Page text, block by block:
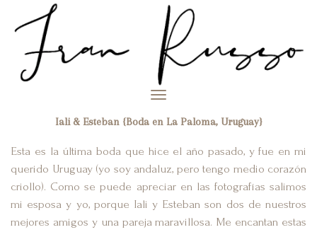
Toggle
Iali & Esteban {Boda en La Paloma, Uruguay}
Esta es la última boda que hice el año pasado, y fue en mi
querido Uruguay (yo soy andaluz, pero tengo medio corazón
criollo). Como se puede apreciar en las fotografías salimos
mi esposa y yo, porque Iali y Esteban son dos de nuestros
mejores amigos y una pareja maravillosa. Me encantan estas